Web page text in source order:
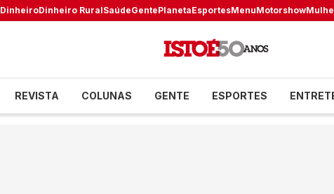
DinheiroDinheiro RuralSaúdeGentePlanetaEsportesMenuMotorshow
REVISTA COLUNAS GENTE ESPORTES